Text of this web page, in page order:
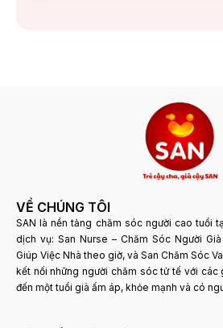
VỀ CHÚNG TÔI
SAN là nền tảng chăm sóc người cao tuổi
dịch vụ: San Nurse – Chăm Sóc Người
Giúp Việc Nhà theo giờ, và San Chăm Sóc
kết nối những người chăm sóc tử tế với các
đến một tuổi già ấm áp, khỏe mạnh và có